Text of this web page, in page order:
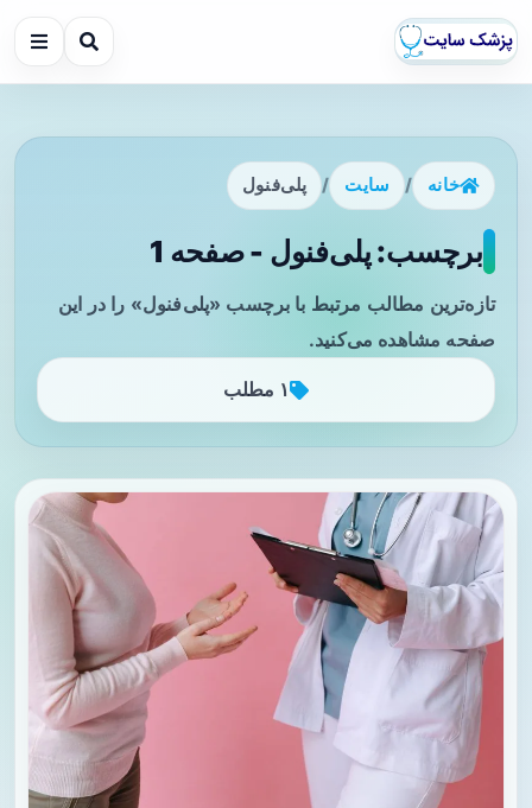
خانه / سایت / پلی‌فنول
برچسب: پلی‌فنول - صفحه 1
تازه‌ترین مطالب مرتبط با برچسب «پلی‌فنول» را در این
صفحه مشاهده می‌کنید.
۱ مطلب